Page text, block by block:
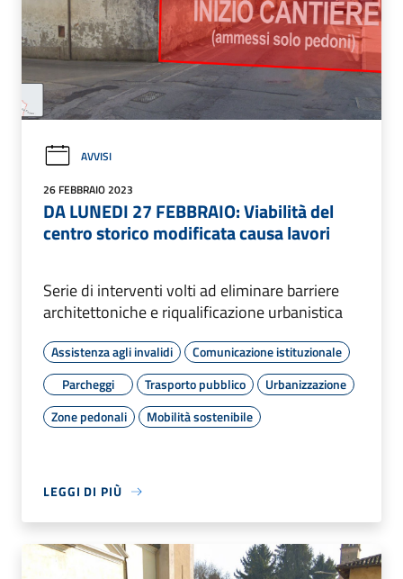
AVVISI
26 FEBBRAIO 2023
DA LUNEDI 27 FEBBRAIO: Viabilità del
centro storico modificata causa lavori
Serie di interventi volti ad eliminare barriere
architettoniche e riqualificazione urbanistica
Assistenza agli invalidi
Comunicazione istituzionale
Parcheggi
Trasporto pubblico
Urbanizzazione
Zone pedonali
Mobilità sostenibile
LEGGI DI PIÙ